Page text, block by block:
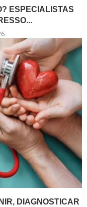
ESPECIALISTAS
DIAGNOSTICAR E